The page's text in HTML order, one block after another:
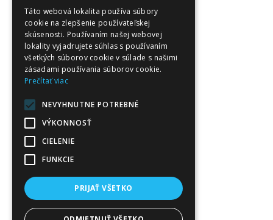
Táto webová lokalita používa súbory
cookie na zlepšenie používateľskej
skúsenosti. Používaním našej webovej
lokality vyjadrujete súhlas s používaním
všetkých súborov cookie v súlade s našimi
zásadami používania súborov cookie.
Prečítať viac
NEVYHNUTNE POTREBNÉ
VÝKONNOSŤ
CIELENIE
FUNKCIE
PRIJAŤ VŠETKO